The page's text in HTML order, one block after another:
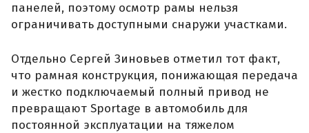
панелей, поэтому осмотр рамы нельзя
ограничивать доступными снаружи участками.
Отдельно Сергей Зиновьев отметил тот факт,
что рамная конструкция, понижающая передача
и жестко подключаемый полный привод не
превращают Sportage в автомобиль для
постоянной эксплуатации на тяжелом